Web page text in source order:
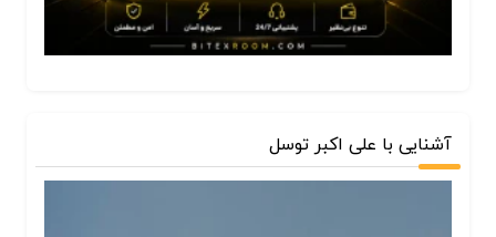
آشنایی با علی اکبر توسل